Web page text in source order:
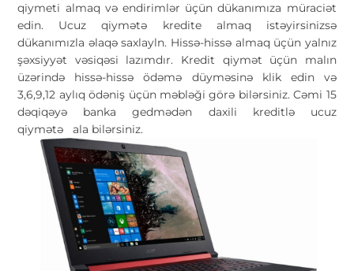
qiymeti almaq və endirimlər üçün dükanımıza müraciət
edin. Ucuz qiymətə kredite almaq istəyirsinizsə
dükanımızla əlaqə saxlayln. Hissə-hissə almaq üçün yalnız
şəxsiyyət vəsiqəsi lazımdır. Kredit qiymət üçün malın
üzərində hissə-hissə ödəmə düyməsinə klik edin və
3,6,9,12 aylıq ödəniş üçün məbləği görə bilərsiniz. Cəmi 15
dəqiqəyə banka gedmədən daxili kreditlə ucuz
qiymətə
ala bilərsiniz.